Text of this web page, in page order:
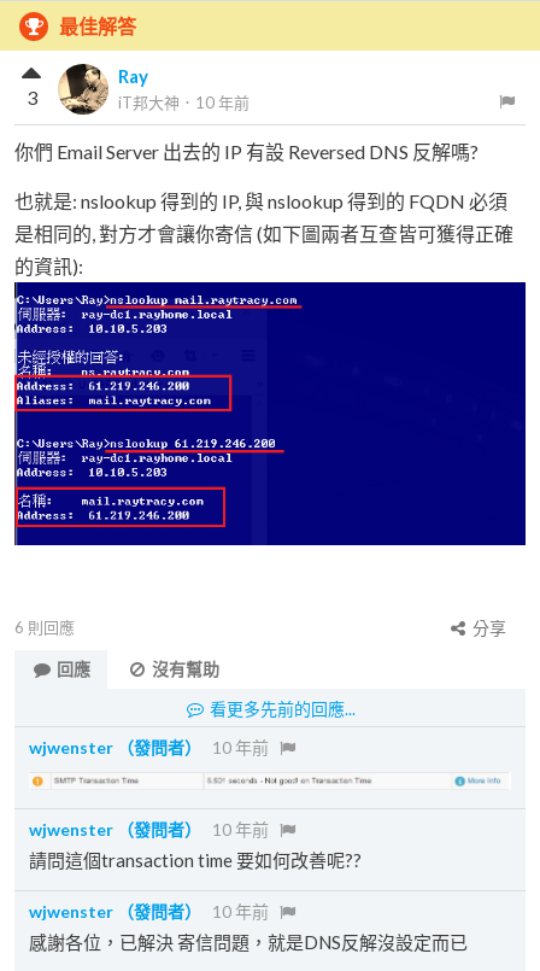
最佳解答
Ray
iT邦大神 ． 10 年前
3
你們 Email Server 出去的 IP 有設 Reversed DNS 反解嗎?
也就是: nslookup 得到的 IP, 與 nslookup 得到的 FQDN 必須
是相同的, 對方才會讓你寄信 (如下圖兩者互查皆可獲得正確
的資訊):
6 則回應
分享
回應
沒有幫助
看更多先前的回應...
wjwenster
（發問者） 10 年前
wjwenster （發問者） 10 年前
請問這個transaction time 要如何改善呢??
wjwenster （發問者） 10 年前
感謝各位，已解決 寄信問題，就是DNS反解沒設定而已